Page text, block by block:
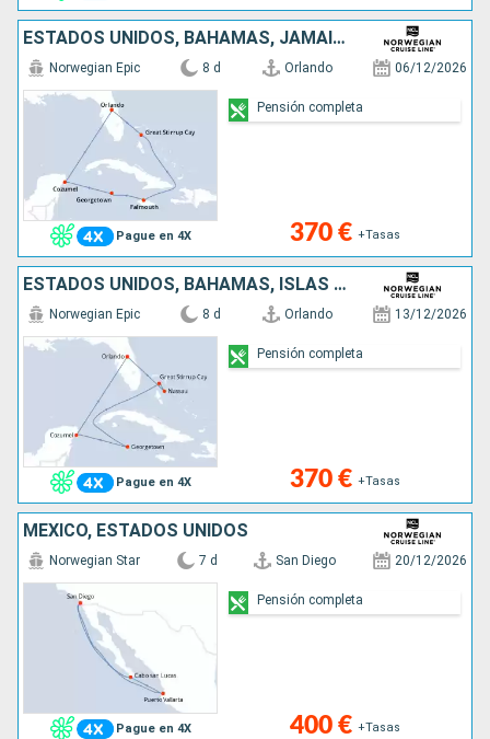
ESTADOS UNIDOS, BAHAMAS, JAMAICA, ISLAS CAIMÁN, MÉXICO
Pague en 4X
Norwegian Epic 8 d Orlando 06/12/2026
370 € +Tasas
Pensión completa
ESTADOS UNIDOS, BAHAMAS, ISLAS CAIMÁN, MÉXICO
Pague en 4X
Norwegian Epic 8 d Orlando 13/12/2026
370 € +Tasas
Pensión completa
MÉXICO, ESTADOS UNIDOS
Pague en 4X
Norwegian Star 7 d San Diego 20/12/2026
400 € +Tasas
Pensión completa